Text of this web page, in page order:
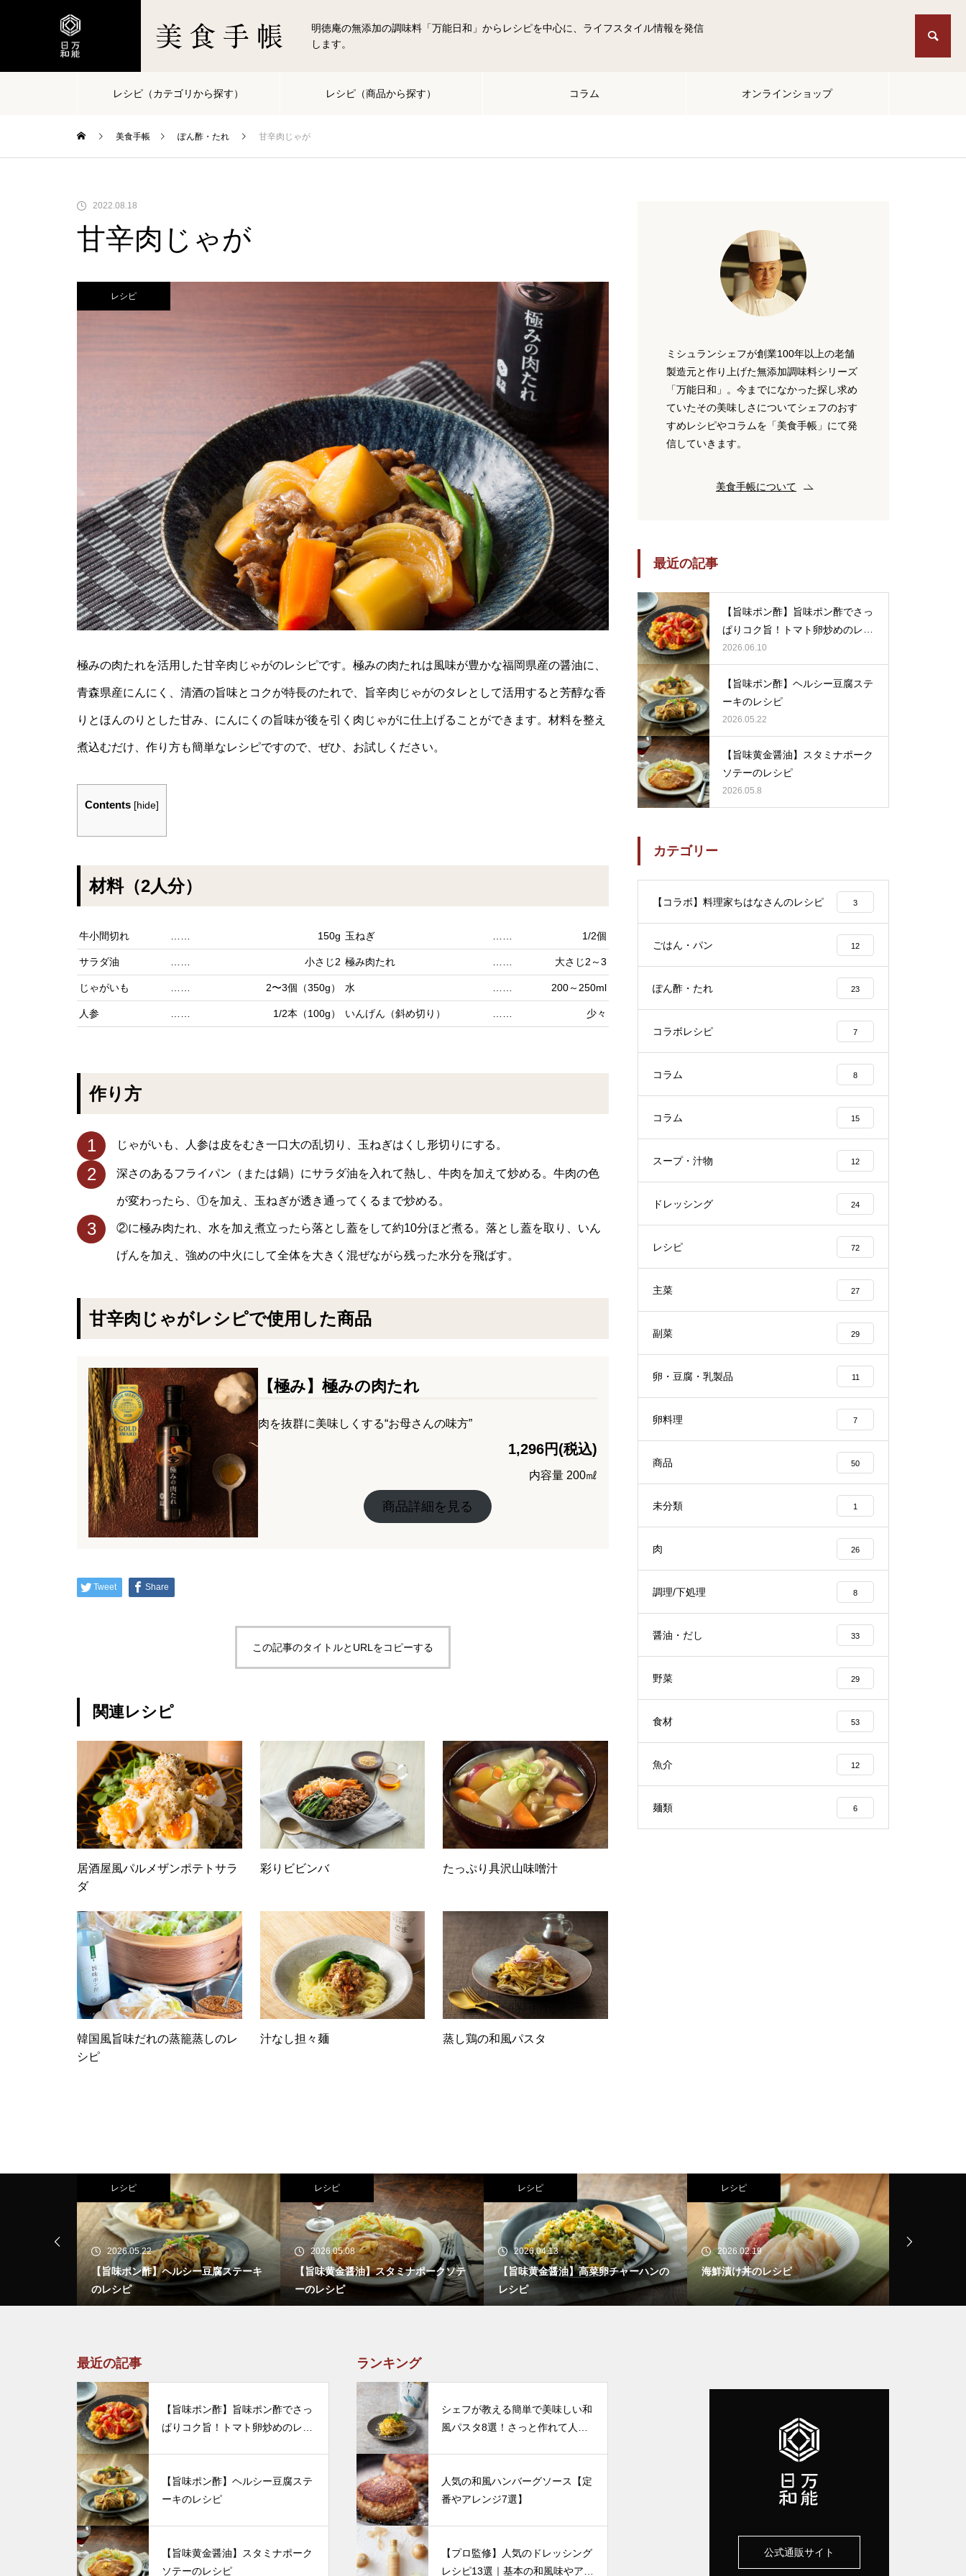
明徳庵の無添加の調味料「万能日和」からレシピを中心に、ライフスタイル情報を発信
します。
レシピ（カテゴリから探す） レシピ（商品から探す） コラム オンラインショップ
美食手帳 ぽん酢・たれ 甘辛肉じゃが
2022.08.18
甘辛肉じゃが
レシピ
極みの肉たれを活用した甘辛肉じゃがのレシピです。極みの肉たれは風味が豊かな福岡県産の醤油に、
青森県産にんにく、清酒の旨味とコクが特長のたれで、旨辛肉じゃがのタレとして活用すると芳醇な香
りとほんのりとした甘み、にんにくの旨味が後を引く肉じゃがに仕上げることができます。材料を整え
煮込むだけ、作り方も簡単なレシピですので、ぜひ、お試しください。
Contents [hide]
材料（2人分）
牛小間切れ 150g
サラダ油 小さじ2
じゃがいも 2〜3個（350g）
人参 1/2本（100g）
玉ねぎ 1/2個
極み肉たれ 大さじ2～3
水 200～250ml
いんげん（斜め切り） 少々
作り方
1 じゃがいも、人参は皮をむき一口大の乱切り、玉ねぎはくし形切りにする。
2 深さのあるフライパン（または鍋）にサラダ油を入れて熱し、牛肉を加えて炒める。牛肉の色
が変わったら、①を加え、玉ねぎが透き通ってくるまで炒める。
3 ②に極み肉たれ、水を加え煮立ったら落とし蓋をして約10分ほど煮る。落とし蓋を取り、いん
げんを加え、強めの中火にして全体を大きく混ぜながら残った水分を飛ばす。
甘辛肉じゃがレシピで使用した商品
【極み】極みの肉たれ
肉を抜群に美味しくする“お母さんの味方”
1,296円(税込)
内容量 200㎖
商品詳細を見る
Tweet Share
この記事のタイトルとURLをコピーする
関連レシピ
居酒屋風パルメザンポテトサラ
ダ
彩りビビンバ たっぷり具沢山味噌汁
韓国風旨味だれの蒸籠蒸しのレ
シピ
汁なし担々麺 蒸し鶏の和風パスタ
ミシュランシェフが創業100年以上の老舗
製造元と作り上げた無添加調味料シリーズ
「万能日和」。今までになかった探し求め
ていたその美味しさについてシェフのおす
すめレシピやコラムを「美食手帳」にて発
信していきます。
美食手帳について
最近の記事
【旨味ポン酢】旨味ポン酢でさっ
ぱりコク旨！トマト卵炒めのレシ
ピ
2026.06.10
【旨味ポン酢】ヘルシー豆腐ステ
ーキのレシピ
2026.05.22
【旨味黄金醤油】スタミナポーク
ソテーのレシピ
2026.05.8
カテゴリー
【コラボ】料理家ちはなさんのレシピ 3
ごはん・パン 12
ぽん酢・たれ 23
コラボレシピ 7
コラム 8
コラム 15
スープ・汁物 12
ドレッシング 24
レシピ 72
主菜 27
副菜 29
卵・豆腐・乳製品 11
卵料理 7
商品 50
未分類 1
肉 26
調理/下処理 8
醤油・だし 33
野菜 29
食材 53
魚介 12
麺類 6
レシピ
2026.05.22
【旨味ポン酢】ヘルシー豆腐ステーキ
のレシピ
レシピ
2026.05.08
【旨味黄金醤油】スタミナポークソテ
ーのレシピ
レシピ
2026.04.13
【旨味黄金醤油】高菜卵チャーハンの
レシピ
レシピ
2026.02.19
海鮮漬け丼のレシピ
最近の記事
【旨味ポン酢】旨味ポン酢でさっ
ぱりコク旨！トマト卵炒めのレシ
【旨味ポン酢】ヘルシー豆腐ステ
ーキのレシピ
【旨味黄金醤油】スタミナポーク
ソテーのレシピ
ランキング
シェフが教える簡単で美味しい和
風パスタ8選！さっと作れて人気
人気の和風ハンバーグソース【定
番やアレンジ7選】
【プロ監修】人気のドレッシング
レシピ13選｜基本の和風味やアレ
公式通販サイト